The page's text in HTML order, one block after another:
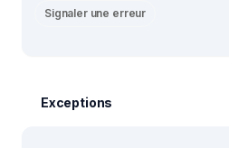
Signaler une erreur
Exceptions